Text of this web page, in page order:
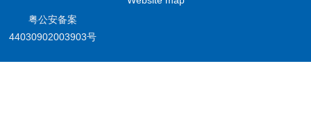
粤公安备案
44030902003903号